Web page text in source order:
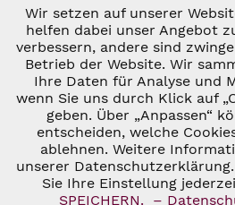
Zahlung & Versand
* ALLE PREISE INKL. GESETZL.
VERSANDKOSTEN UND GGF.
ANDERS
© 2026 C&D WEINHANDEL - ALL
Notwendig
Marketing
Tracking
Personalisierung
Wir setzen auf unserer
helfen dabei unser Angebot
verbessern, andere sind
Betrieb der Website. Wir
Ihre Daten für Analyse und
wenn Sie uns durch Klick auf
geben. Über „Anpassen“
entscheiden, welche
ablehnen. Weitere
unserer
Sie Ihre Einstellung
SPEICHERN.
–